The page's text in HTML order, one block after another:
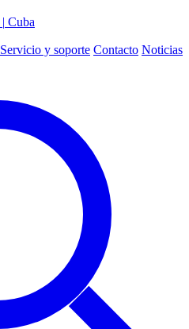
| Cuba
Servicio y soporte Contacto Noticias